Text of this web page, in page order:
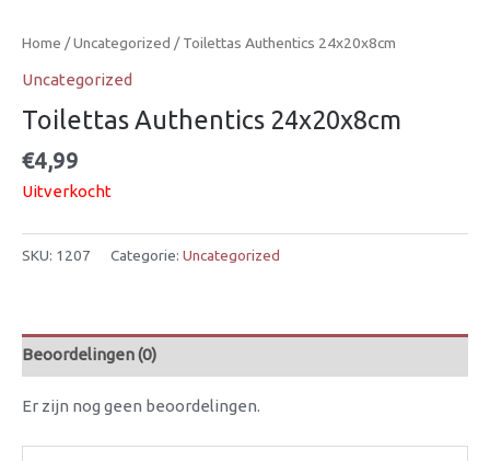
Home /Uncategorized / Toilettas Authentics 24x20x8cm
Uncategorized
Toilettas Authentics 24x20x8cm
€4,99
Uitverkocht
SKU: 1207 Categorie: Uncategorized
Beoordelingen (0)
Er zijn nog geen beoordelingen.